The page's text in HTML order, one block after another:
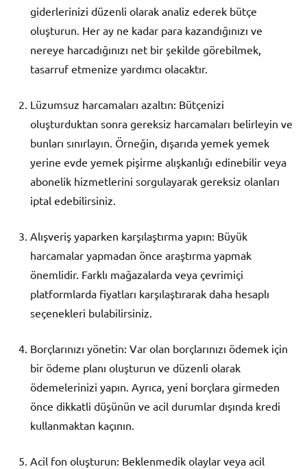
giderlerinizi düzenli olarak analiz ederek bütçe
oluşturun. Her ay ne kadar para kazandığınızı ve
nereye harcadığınızı net bir şekilde görebilmek,
tasarruf etmenize yardımcı olacaktır.
Lüzumsuz harcamaları azaltın: Bütçenizi
oluşturduktan sonra gereksiz harcamaları belirleyin ve
bunları sınırlayın. Örneğin, dışarıda yemek yemek
yerine evde yemek pişirme alışkanlığı edinebilir veya
abonelik hizmetlerini sorgulayarak gereksiz olanları
iptal edebilirsiniz.
Alışveriş yaparken karşılaştırma yapın: Büyük
harcamalar yapmadan önce araştırma yapmak
önemlidir. Farklı mağazalarda veya çevrimiçi
platformlarda fiyatları karşılaştırarak daha hesaplı
seçenekleri bulabilirsiniz.
Borçlarınızı yönetin: Var olan borçlarınızı ödemek için
bir ödeme planı oluşturun ve düzenli olarak
ödemelerinizi yapın. Ayrıca, yeni borçlara girmeden
önce dikkatli düşünün ve acil durumlar dışında kredi
kullanmaktan kaçının.
Acil fon oluşturun: Beklenmedik olaylar veya acil